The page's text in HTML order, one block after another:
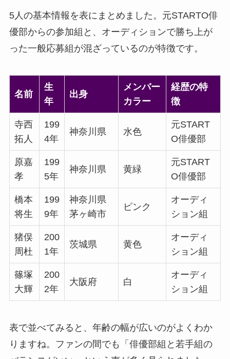
5人の基本情報を表にまとめました。元STARTO俳
優部からの参加組と、オーディションで勝ち上が
った一般応募組が混ざっているのが特徴です。
名前
生
年
出身
メンバー
カラー
経歴の特
徴
寺西
拓人
199
4年
神奈川県 水色
元START
O俳優部
原嘉
孝
199
5年
神奈川県 黄緑
元START
O俳優部
橋本
将生
199
9年
神奈川県
茅ヶ崎市
ピンク
オーディ
ション組
猪俣
周杜
200
1年
茨城県 黄色
オーディ
ション組
篠塚
大輝
200
2年
大阪府 白
オーディ
ション組
表で並べてみると、年齢の幅が広いのがよくわか
りますね。ファンの間でも「俳優部組と若手組の